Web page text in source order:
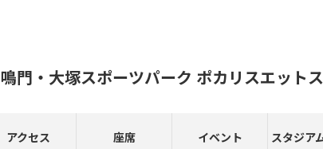
鳴門・大塚スポーツパーク ポカリスエット
アクセス 座席 イベント スタジア